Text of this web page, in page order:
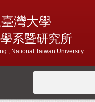
灣大學
系暨研究所
, National Taiwan University